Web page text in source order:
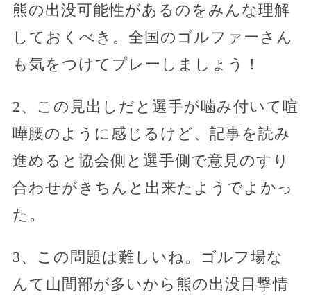
熊の出没可能性があるのをみんな理解
しておくべき。全国のゴルファーさん
も気をつけてプレーしましょう！
2、この見出しだと選手が噛み付いて喧
嘩腰のように感じるけど、記事を読み
進めると協会側と選手側で意見のすり
合わせがきちんと出来たようでよかっ
た。
3、この問題は難しいね。ゴルフ場な
んて山間部が多いから熊の出没目撃情